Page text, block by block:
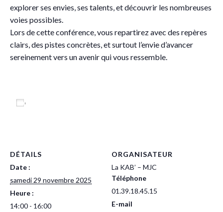
explorer ses envies, ses talents, et découvrir les nombreuses
voies possibles.
Lors de cette conférence, vous repartirez avec des repères
clairs, des pistes concrètes, et surtout l’envie d’avancer
sereinement vers un avenir qui vous ressemble.
DÉTAILS
Date :
samedi 29 novembre 2025
Heure :
14:00 - 16:00
ORGANISATEUR
La KAB’ – MJC
Téléphone
01.39.18.45.15
E-mail